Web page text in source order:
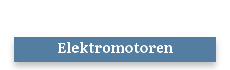
Elektromotoren